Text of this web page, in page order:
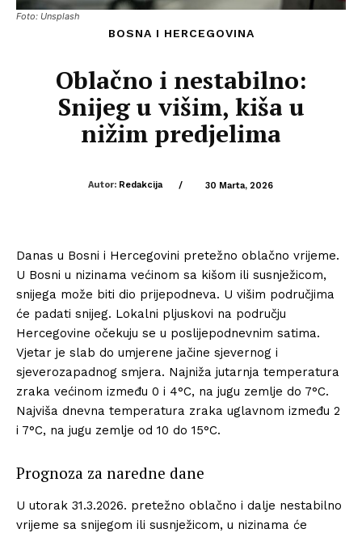
Foto: Unsplash
BOSNA I HERCEGOVINA
Oblačno i nestabilno:
Snijeg u višim, kiša u
nižim predjelima
Autor: Redakcija / 30 Marta, 2026
Danas u Bosni i Hercegovini pretežno oblačno vrijeme.
U Bosni u nizinama većinom sa kišom ili susnježicom,
snijega može biti dio prijepodneva. U višim područjima
će padati snijeg. Lokalni pljuskovi na području
Hercegovine očekuju se u poslijepodnevnim satima.
Vjetar je slab do umjerene jačine sjevernog i
sjeverozapadnog smjera. Najniža jutarnja temperatura
zraka većinom između 0 i 4°C, na jugu zemlje do 7°C.
Najviša dnevna temperatura zraka uglavnom između 2
i 7°C, na jugu zemlje od 10 do 15°C.
Prognoza za naredne dane
U utorak 31.3.2026. pretežno oblačno i dalje nestabilno
vrijeme sa snijegom ili susnježicom, u nizinama će